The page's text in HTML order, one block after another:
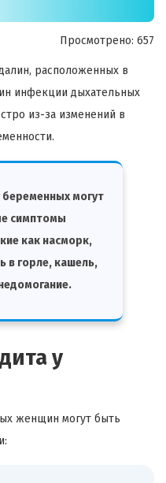
Просмотрено: 657
расположенных в
инфекции дыхательных
из-за изменений в
могут
симптомы
как насморк,
в горле, кашель,
у
женщин могут быть